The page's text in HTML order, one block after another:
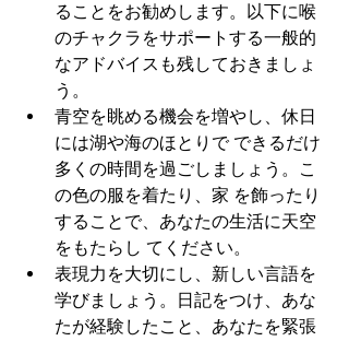
ることをお勧めします。以下に喉
のチャクラをサポートする一般的
なアドバイスも残しておきましょ
う。
青空を眺める機会を増やし、休日
には湖や海のほとりで できるだけ
多くの時間を過ごしましょう。こ
の色の服を着たり、家 を飾ったり
することで、あなたの生活に天空
をもたらし てください。
表現力を大切にし、新しい言語を
学びましょう。日記をつけ、あな
たが経験したこと、あなたを緊張